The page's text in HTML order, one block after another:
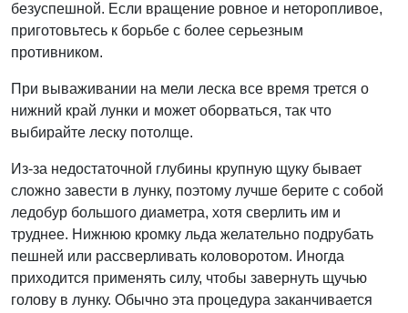
безуспешной. Если вращение ровное и неторопливое,
приготовьтесь к борьбе с более серьезным
противником.
При вываживании на мели леска все время трется о
нижний край лунки и может оборваться, так что
выбирайте леску потолще.
Из-за недостаточной глубины крупную щуку бывает
сложно завести в лунку, поэтому лучше берите с собой
ледобур большого диаметра, хотя сверлить им и
труднее. Нижнюю кромку льда желательно подрубать
пешней или рассверливать коловоротом. Иногда
приходится применять силу, чтобы завернуть щучью
голову в лунку. Обычно эта процедура заканчивается